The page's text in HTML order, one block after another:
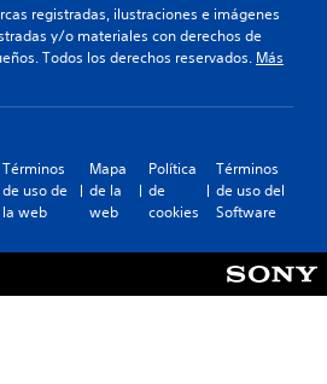
registradas, ilustraciones e imágenes
y/o materiales con derechos de
Todos los derechos reservados. Más
Términos
de uso de
la web
Mapa
de la
web
Política
de
cookies
Términos
de uso del
Software